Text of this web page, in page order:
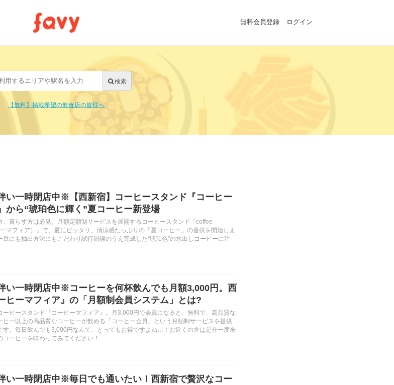
無料会員登録 ログイン
【無料】掲載希望の飲食店の皆様へ
い一時閉店中※【西新宿】コーヒースタンド『コーヒー
から“琥珀色に輝く”夏コーヒー新登場
、暮らす方は必見。月額定額制サービスを展開するコーヒースタンド『coffee
マフィア）』で、夏にピッタリ、清涼感たっぷりの「夏コーヒー」の提供を開始しま
豆にも抽出方法にもこだわり試行錯誤のうえ完成した“琥珀色”の水出しコーヒーに注
い一時閉店中※コーヒーを何杯飲んでも月額3,000円。西
ヒーマフィア』の「月額制会員システム」とは?
ーヒースタンド『コーヒーマフィア』。月3,000円で会員になると、無料で、高品質な
ヒー以上の高品質なコーヒーが飲める「コーヒー会員」という月額制サービスを提供
す。毎日飲んでも3,000円なんて、とってもお得ですよね…！お近くの方は是非一度来
コーヒーを味わってみてください！
い一時閉店中※毎日でも通いたい！西新宿で贅沢なコー